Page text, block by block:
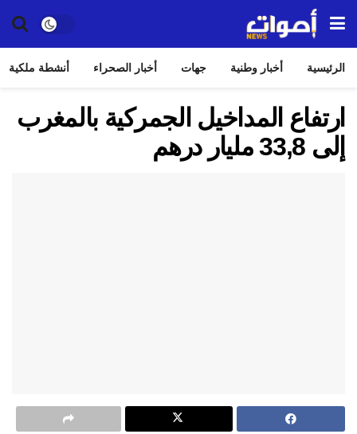
الرئيسية أخبار وطنية جهات أخبار الصحراء أنشطة ملكية
ارتفاع المداخيل الجمركية بالمغرب
إلى 33,8 مليار درهم